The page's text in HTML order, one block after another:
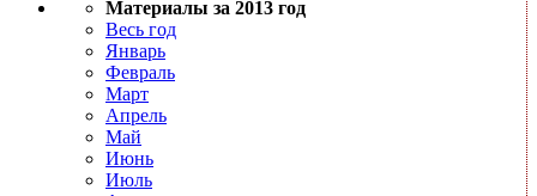
Материалы за 2013 год
Весь год
Январь
Февраль
Март
Апрель
Май
Июнь
Июль